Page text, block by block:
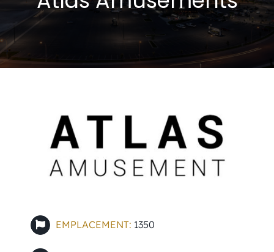
Événements
Informations
EMPLACEMENT: 1350